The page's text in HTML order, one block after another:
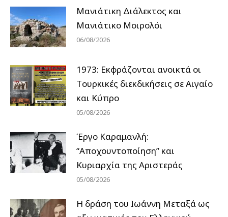
Μανιάτικη Διάλεκτος και
Μανιάτικο Μοιρολόι
06/08/2026
1973: Εκφράζονται ανοικτά οι
Tουρκικές διεκδικήσεις σε Αιγαίο
και Κύπρο
05/08/2026
Έργο Καραμανλή:
“Αποχουντοποίηση” και
Κυριαρχία της Αριστεράς
05/08/2026
H δράση του Ιωάννη Μεταξά ως